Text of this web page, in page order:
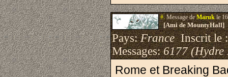
#.Message deMarukle
[Ami de MountyHall]
Pays:FranceInscrit le
Messages:6177 (Hydre
Rome et Breaking